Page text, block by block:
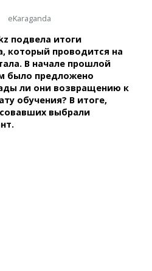
eKaraganda
подвела итоги
который проводится на
В начале прошлой
было предложено
ли они возвращению к
обучения? В итоге,
выбрали